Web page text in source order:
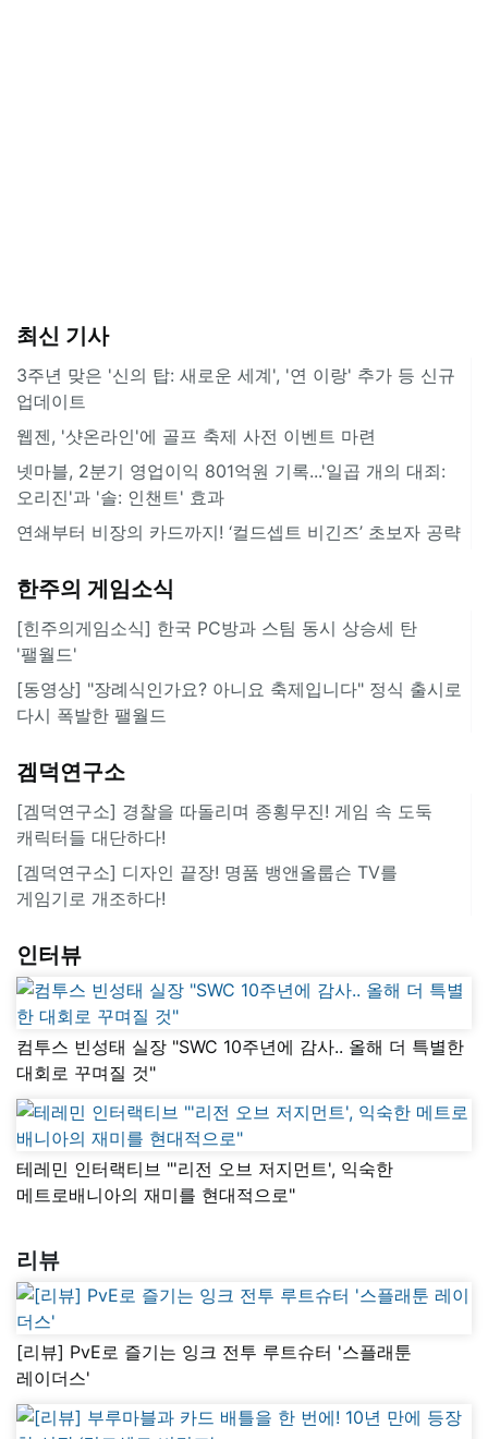
최신 기사
3주년 맞은 '신의 탑: 새로운 세계', '연 이랑' 추가 등 신규
업데이트
웹젠, '샷온라인'에 골프 축제 사전 이벤트 마련
넷마블, 2분기 영업이익 801억원 기록...'일곱 개의 대죄:
오리진'과 '솔: 인챈트' 효과
연쇄부터 비장의 카드까지! ‘컬드셉트 비긴즈’ 초보자 공략
한주의 게임소식
[힌주의게임소식] 한국 PC방과 스팀 동시 상승세 탄
'팰월드'
[동영상] "장례식인가요? 아니요 축제입니다" 정식 출시로
다시 폭발한 팰월드
겜덕연구소
[겜덕연구소] 경찰을 따돌리며 종횡무진! 게임 속 도둑
캐릭터들 대단하다!
[겜덕연구소] 디자인 끝장! 명품 뱅앤올룹슨 TV를
게임기로 개조하다!
인터뷰
컴투스 빈성태 실장 "SWC 10주년에 감사.. 올해 더 특별한
대회로 꾸며질 것"
테레민 인터랙티브 "'리전 오브 저지먼트', 익숙한
메트로배니아의 재미를 현대적으로"
리뷰
[리뷰] PvE로 즐기는 잉크 전투 루트슈터 '스플래툰
레이더스'